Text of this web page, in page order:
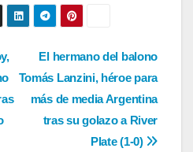
El hermano del balono
Tomás Lanzini, héroe para
más de media Argentina
tras su golazo a River
Plate (1-0)